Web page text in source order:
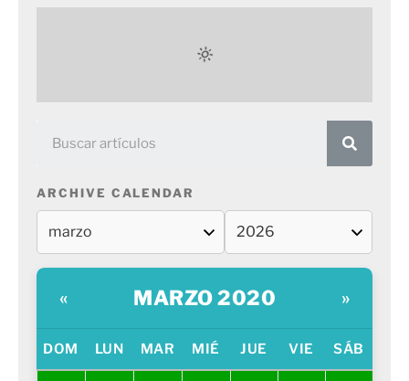
ARCHIVE CALENDAR
« MARZO 2020 »
DOM LUN MAR MIÉ JUE VIE SÁB